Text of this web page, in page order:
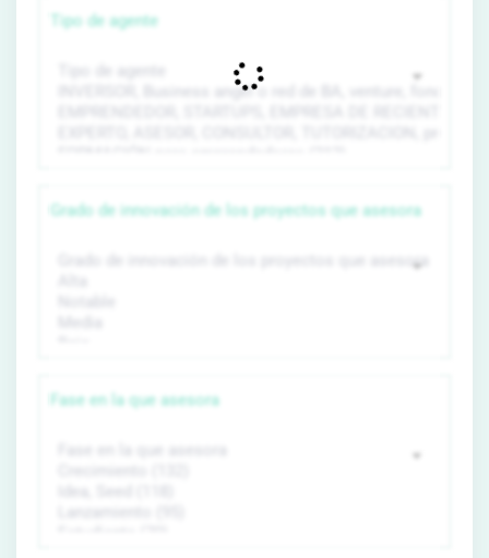
Tipo de agente
Grado de innovación de los proyectos que asesora
Fase en la que asesora